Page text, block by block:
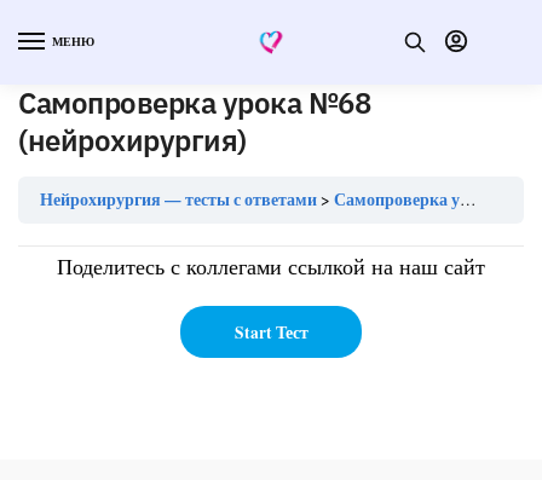
МЕНЮ
Самопроверка урока №68
(нейрохирургия)
Нейрохирургия — тесты с ответами Самопроверка урока №68 (нейрохирургия)
Поделитесь с коллегами ссылкой на наш сайт